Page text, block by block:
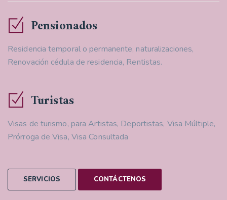
Pensionados
Residencia temporal o permanente, naturalizaciones,
Renovación cédula de residencia, Rentistas.
Turistas
Visas de turismo, para Artistas, Deportistas, Visa Múltiple,
Prórroga de Visa, Visa Consultada
SERVICIOS CONTÁCTENOS